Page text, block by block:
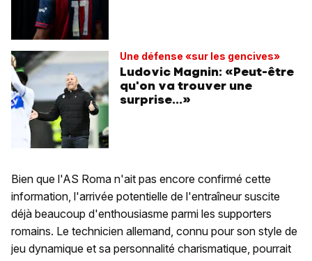
Une défense «sur les gencives»
Ludovic Magnin: «Peut-être
qu'on va trouver une
surprise...»
Bien que l'AS Roma n'ait pas encore confirmé cette
information, l'arrivée potentielle de l'entraîneur suscite
déjà beaucoup d'enthousiasme parmi les supporters
romains. Le technicien allemand, connu pour son style de
jeu dynamique et sa personnalité charismatique, pourrait